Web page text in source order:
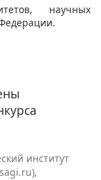
научных
институт